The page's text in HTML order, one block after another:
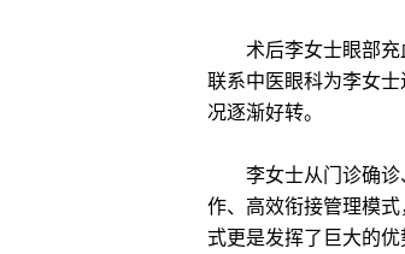
术后李女士眼部充
联系中医眼科为李女
况逐渐好转。
李女士从门诊确诊
作、高效衔接管理模
式更是发挥了巨大的优